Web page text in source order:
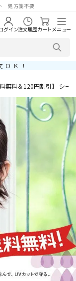
処方箋不要
グイン注文履歴カートメニュー
Ｋ！
料無料＆120円割引】 シー